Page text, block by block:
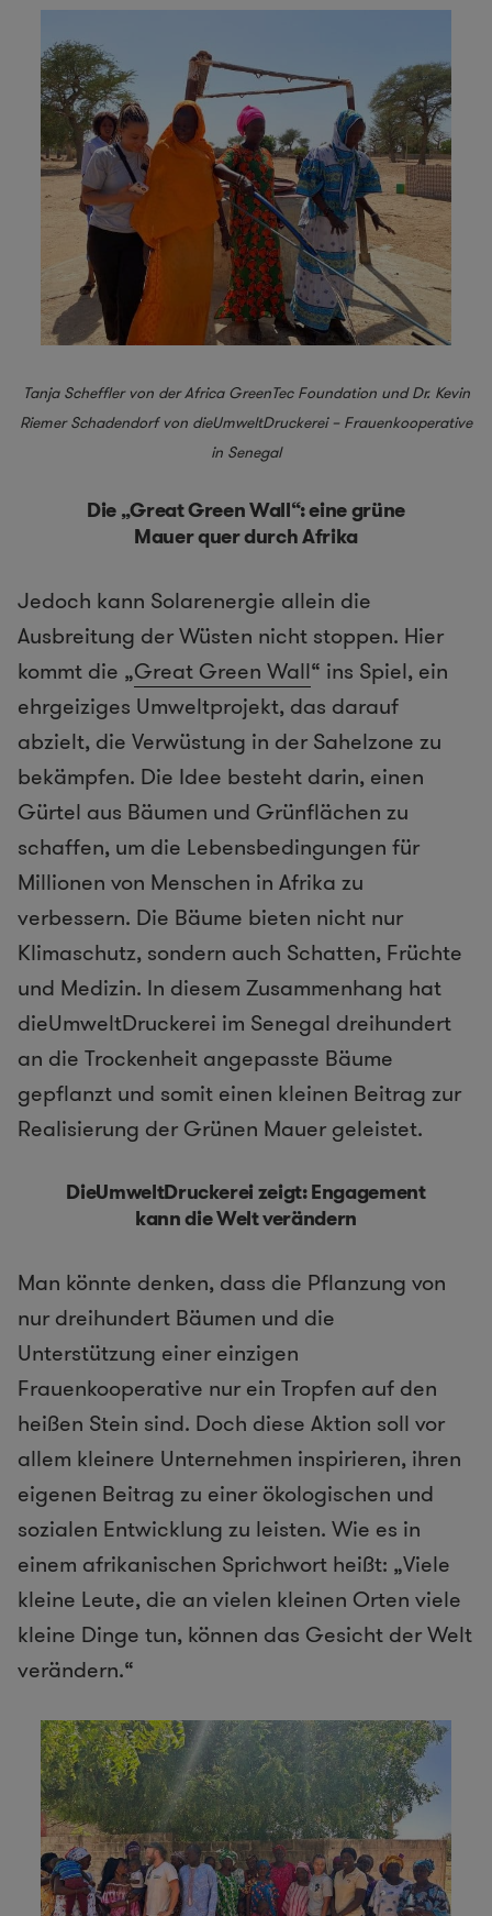
Tanja Scheffler von der Africa GreenTec Foundation und Dr. Kevin
Riemer Schadendorf von dieUmweltDruckerei – Frauenkooperative
in Senegal
Die „Great Green Wall“: eine grüne
Mauer quer durch Afrika
Jedoch kann Solarenergie allein die
Ausbreitung der Wüsten nicht stoppen. Hier
kommt die „Great Green Wall“ ins Spiel, ein
ehrgeiziges Umweltprojekt, das darauf
abzielt, die Verwüstung in der Sahelzone zu
bekämpfen. Die Idee besteht darin, einen
Gürtel aus Bäumen und Grünflächen zu
schaffen, um die Lebensbedingungen für
Millionen von Menschen in Afrika zu
verbessern. Die Bäume bieten nicht nur
Klimaschutz, sondern auch Schatten, Früchte
und Medizin. In diesem Zusammenhang hat
dieUmweltDruckerei im Senegal dreihundert
an die Trockenheit angepasste Bäume
gepflanzt und somit einen kleinen Beitrag zur
Realisierung der Grünen Mauer geleistet.
DieUmweltDruckerei zeigt: Engagement
kann die Welt verändern
Man könnte denken, dass die Pflanzung von
nur dreihundert Bäumen und die
Unterstützung einer einzigen
Frauenkooperative nur ein Tropfen auf den
heißen Stein sind. Doch diese Aktion soll vor
allem kleinere Unternehmen inspirieren, ihren
eigenen Beitrag zu einer ökologischen und
sozialen Entwicklung zu leisten. Wie es in
einem afrikanischen Sprichwort heißt: „Viele
kleine Leute, die an vielen kleinen Orten viele
kleine Dinge tun, können das Gesicht der Welt
verändern.“